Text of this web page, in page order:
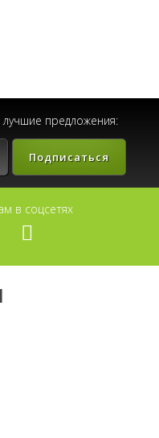
предложения:
Подписаться
в соцсетях